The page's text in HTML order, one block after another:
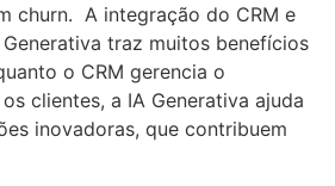
churn. A integração do CRM e
traz muitos benefícios
o CRM gerencia o
clientes, a IA Generativa ajuda
inovadoras, que contribuem